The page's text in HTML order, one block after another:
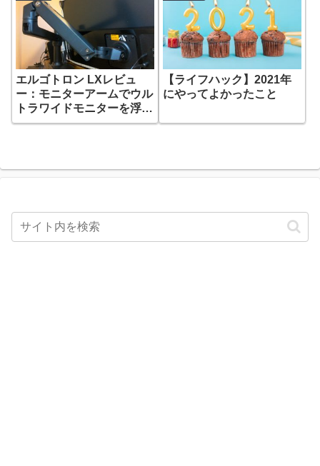
エルゴトロン LXレビュ
ー：モニターアームでウル
トラワイドモニターを浮か
せて感じた5つの効果
【ライフハック】2021年
にやってよかったこと